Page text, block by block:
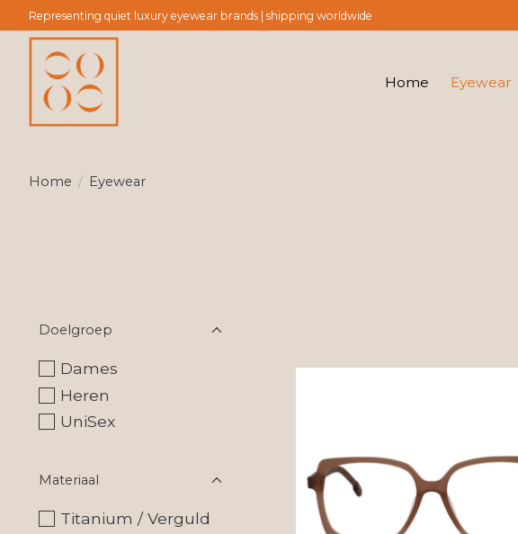
Representing quiet luxury eyewear brands | shipping worldwide
Home Eyewear
Home / Eyewear
Doelgroep
Dames
Heren
UniSex
Materiaal
Titanium / Verguld